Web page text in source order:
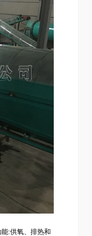
:供氧、排热和